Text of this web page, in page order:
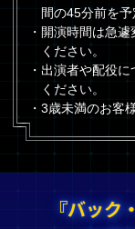
間の45分前を予
開演時間は急
ください。
出演者や配役に
ください。
3歳未満のお客
『バック